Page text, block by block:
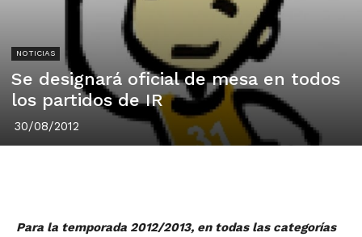
NOTICIAS
Se designará oficial de mesa en todos
los partidos de IR
30/08/2012
Para la temporada 2012/2013, en todas las categorías